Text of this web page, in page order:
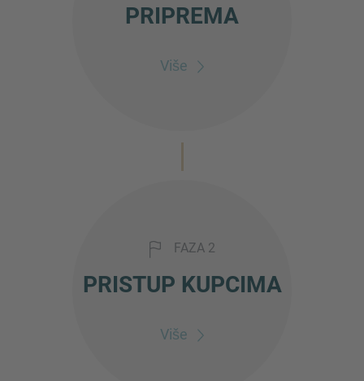
PRIPREMA
Više
FAZA 2
PRISTUP KUPCIMA
Više